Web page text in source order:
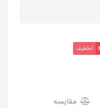
تخفیف
مقایسه